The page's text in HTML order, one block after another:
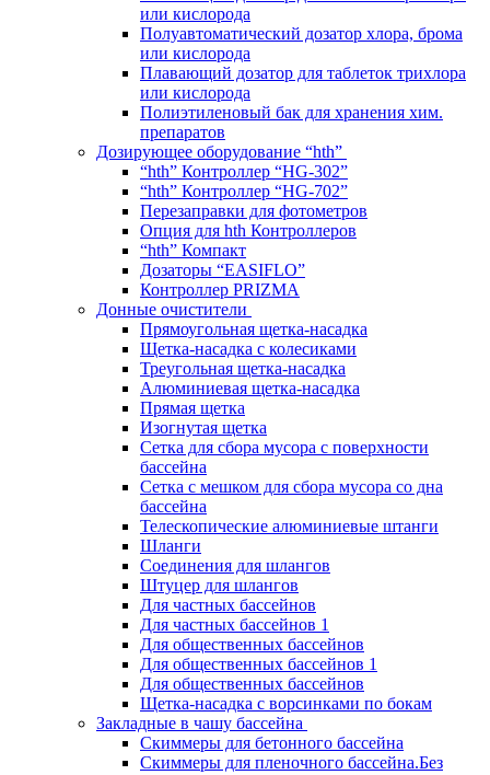
или кислорода
Полуавтоматический дозатор хлора, брома
или кислорода
Плавающий дозатор для таблеток трихлора
или кислорода
Полиэтиленовый бак для хранения хим.
препаратов
Дозирующее оборудование “hth”
“hth” Контроллер “HG-302”
“hth” Контроллер “HG-702”
Перезаправки для фотометров
Опция для hth Контроллеров
“hth” Компакт
Дозаторы “EASIFLO”
Контроллер PRIZMA
Донные очистители
Прямоугольная щетка-насадка
Щетка-насадка с колесиками
Треугольная щетка-насадка
Алюминиевая щетка-насадка
Прямая щетка
Изогнутая щетка
Сетка для сбора мусора с поверхности
бассейна
Сетка с мешком для сбора мусора со дна
бассейна
Телескопические алюминиевые штанги
Шланги
Соединения для шлангов
Штуцер для шлангов
Для частных бассейнов
Для частных бассейнов 1
Для общественных бассейнов
Для общественных бассейнов 1
Для общественных бассейнов
Щетка-насадка с ворсинками по бокам
Закладные в чашу бассейна
Скиммеры для бетонного бассейна
Скиммеры для пленочного бассейна.Без